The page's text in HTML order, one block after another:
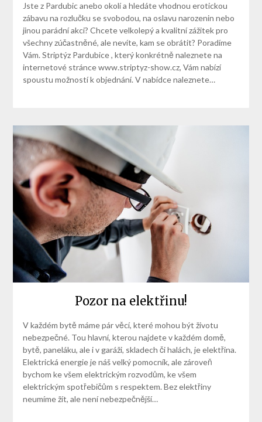
Jste z Pardubic anebo okolí a hledáte vhodnou erotickou
zábavu na rozlučku se svobodou, na oslavu narozenin nebo
jinou parádní akci? Chcete velkolepý a kvalitní zážitek pro
všechny zúčastněné, ale nevíte, kam se obrátit? Poradíme
Vám. Striptýz Pardubice , který konkrétně naleznete na
internetové stránce www.striptyz-show.cz, Vám nabízí
spoustu možností k objednání. V nabídce naleznete…
Pozor na elektřinu!
V každém bytě máme pár věcí, které mohou být životu
nebezpečné. Tou hlavní, kterou najdete v každém domě,
bytě, paneláku, ale i v garáži, skladech či halách, je elektřina.
Elektrická energie je náš velký pomocník, ale zároveň
bychom ke všem elektrickým rozvodům, ke všem
elektrickým spotřebičům s respektem. Bez elektřiny
neumíme žít, ale není nebezpečnější…